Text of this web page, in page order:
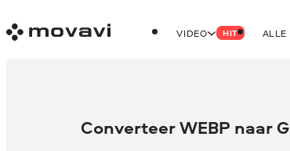
VIDEO HIT ALLE
Converteer WEBP naar